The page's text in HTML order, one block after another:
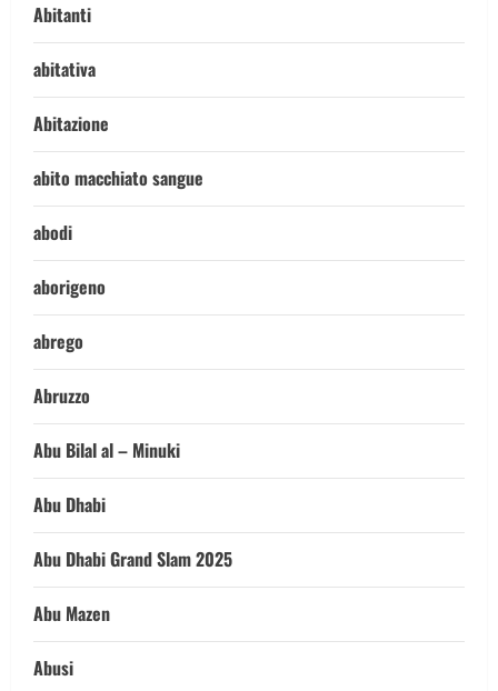
Abitanti
abitativa
Abitazione
abito macchiato sangue
abodi
aborigeno
abrego
Abruzzo
Abu Bilal al – Minuki
Abu Dhabi
Abu Dhabi Grand Slam 2025
Abu Mazen
Abusi